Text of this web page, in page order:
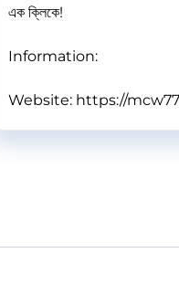
এক ক্লিকে!
Information:
Website: https://